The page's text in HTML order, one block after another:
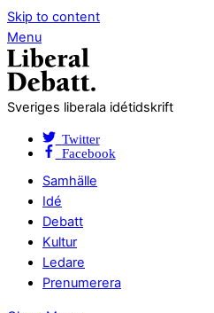
Skip to content
Menu
Sveriges liberala idétidskrift
Twitter
Facebook
Samhälle
Idé
Debatt
Kultur
Ledare
Prenumerera